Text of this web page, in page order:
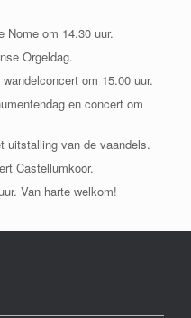
Nome om 14.30 uur.
Orgeldag.
om 15.00 uur.
en concert om
uitstalling van de vaandels.
Castellumkoor.
Van harte welkom!